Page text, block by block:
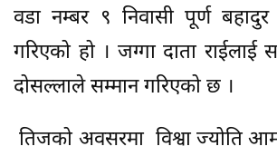
वडा नम्बर ९ निवासी पूर्ण बहादुर
गरिएको हो । जग्गा दाता राईलाई
दोसल्लाले सम्मान गरिएको छ ।
तिजको अवसरमा विश्वा ज्योति